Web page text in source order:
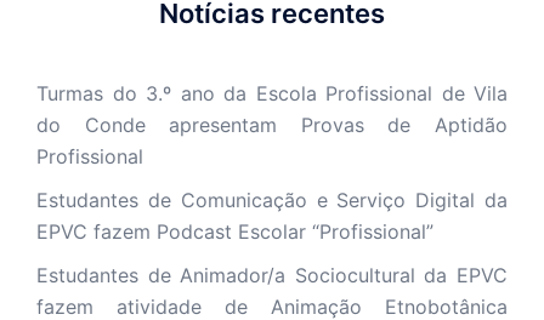
Notícias recentes
Turmas do 3.º ano da Escola Profissional de Vila
do Conde apresentam Provas de Aptidão
Profissional
Estudantes de Comunicação e Serviço Digital da
EPVC fazem Podcast Escolar “Profissional”
Estudantes de Animador/a Sociocultural da EPVC
fazem atividade de Animação Etnobotânica